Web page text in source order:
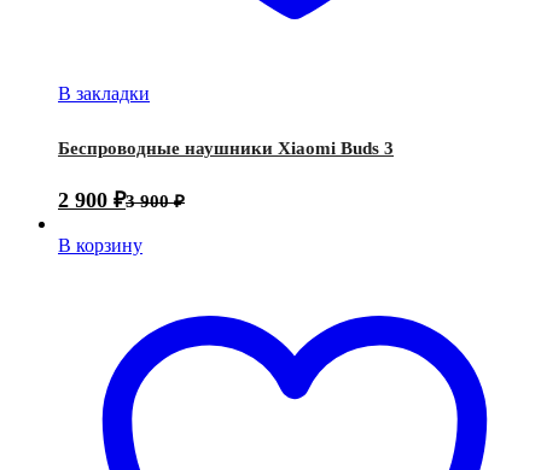
В закладки
Беспроводные наушники Xiaomi Buds 3
2 900 ₽3 900₽
В корзину